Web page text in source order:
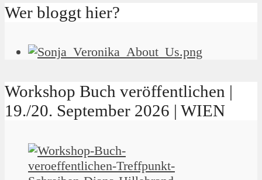
Wer bloggt hier?
Workshop Buch veröffentlichen |
19./20. September 2026 | WIEN